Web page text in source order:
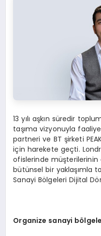
13 yılı aşkın süredir
taşıma vizyonuyla
partneri ve BT şirketi
için harekete geçti.
ofislerinde müşterilerinin
bütünsel bir yaklaşımla
Sanayi Bölgeleri Dijital
Organize sanayi bö